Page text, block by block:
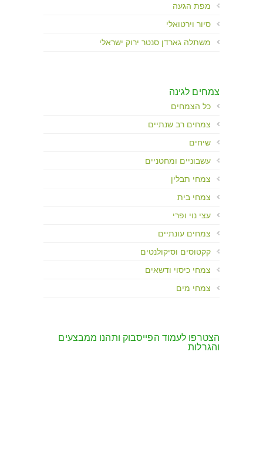
מפת הגעה
סיור וירטואלי
משתלה גארדן סנטר ירוק ישראלי
צמחים לגינה
כל הצמחים
צמחים רב שנתיים
שיחים
עשבוניים ומחטניים
צמחי תבלין
צמחי בית
עצי נוי ופרי
צמחים עונתיים
קקטוסים וסיקולנטים
צמחי כיסוי ודשאים
צמחי מים
הצטרפו לעמוד הפייסבוק ותהנו ממבצעים
והגרלות